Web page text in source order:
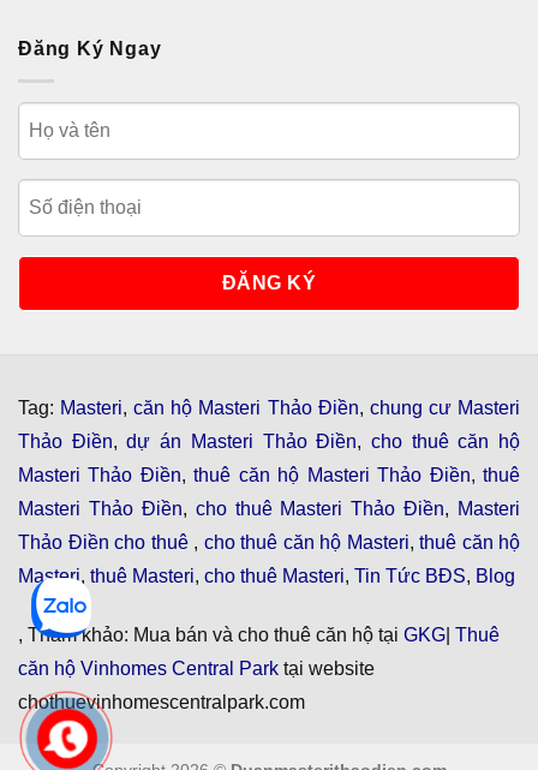
Đăng Ký Ngay
Tag: Masteri,căn hộ Masteri Thảo Điền, chung cư Masteri
Thảo Điền,dự án Masteri Thảo Điền, cho thuê căn hộ
Masteri Thảo Điền,thuê căn hộ Masteri Thảo Điền,thuê
Masteri Thảo Điền, cho thuê Masteri Thảo Điền, Masteri
Thảo Điền cho thuê , cho thuê căn hộ Masteri, thuê căn hộ
Masteri, thuê Masteri, cho thuê Masteri, Tin Tức BĐS, Blog
, Tham khảo: Mua bán và cho thuê căn hộ tại GKG Thuê
căn hộ Vinhomes Central Park tại website
chothuevinhomescentralpark.com